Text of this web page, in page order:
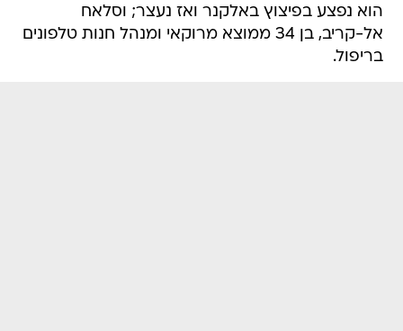
הוא נפצע בפיצוץ באלקנר ואז נעצר; וסלאח
אל-קריב, בן 34 ממוצא מרוקאי ומנהל חנות טלפונים
בריפול.